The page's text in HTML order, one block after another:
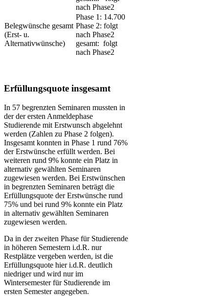
nach Phase2
​Belegwünsche gesamt
(Erst- u.
Alternativwünsche)
Phase 1: 14.700
Phase 2: folgt
nach Phase2
gesamt: folgt
nach Phase2
Erfüllungsquote insgesamt
In 57 begrenzten Seminaren mussten in
der der ersten Anmeldephase
Studierende mit Erstwunsch abgelehnt
werden (Zahlen zu Phase 2 folgen).
Insgesamt konnten in Phase 1 rund 76%
der Erstwünsche erfüllt werden. Bei
weiteren rund 9% konnte ein Platz in
alternativ gewählten Seminaren
zugewiesen werden. Bei Erstwünschen
in begrenzten Seminaren beträgt die
Erfüllungsquote der Erstwünsche rund
75% und bei rund 9% konnte ein Platz
in alternativ gewählten Seminaren
zugewiesen werden.
Da in der zweiten Phase für Studierende
in höheren Semestern i.d.R. nur
Restplätze vergeben werden, ist die
Erfüllungsquote hier i.d.R. deutlich
niedriger und wird nur im
Wintersemester für Studierende im
ersten Semester angegeben.